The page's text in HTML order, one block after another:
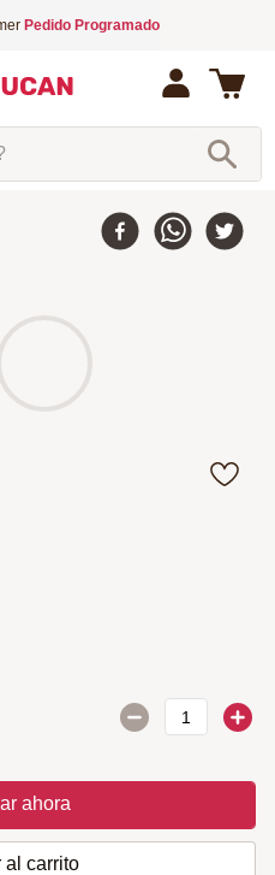
Pedido Programado
ahora
al carrito